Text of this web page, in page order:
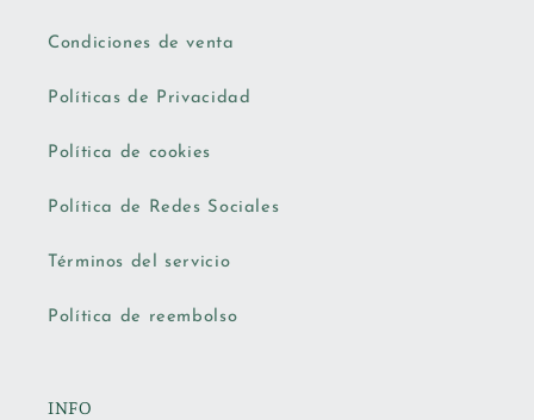
Condiciones de venta
Políticas de Privacidad
Política de cookies
Política de Redes Sociales
Términos del servicio
Política de reembolso
INFO